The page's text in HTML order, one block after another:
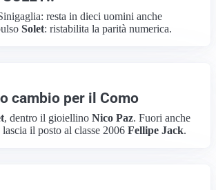
resta in dieci uomini anche
Solet: ristabilita la parità numerica.
cambio per il Como
, dentro il gioiellinoNico Paz. Fuori anche
lascia il posto al classe 2006Fellipe Jack.